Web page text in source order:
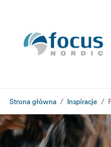
Strona główna Inspiracje